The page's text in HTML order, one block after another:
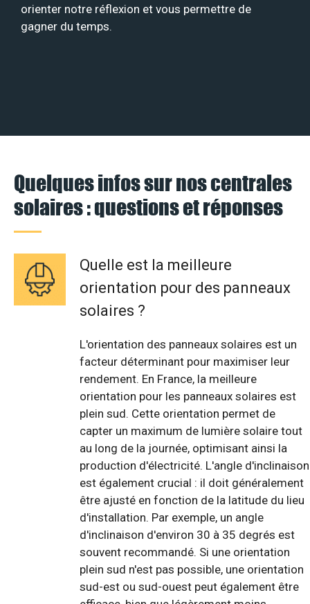
orienter notre réflexion et vous permettre de
gagner du temps.
Quelques infos sur nos centrales
solaires : questions et réponses
Quelle est la meilleure
orientation pour des panneaux
solaires ?
L'orientation des panneaux solaires est un
facteur déterminant pour maximiser leur
rendement. En France, la meilleure
orientation pour les panneaux solaires est
plein sud. Cette orientation permet de
capter un maximum de lumière solaire tout
au long de la journée, optimisant ainsi la
production d'électricité. L'angle d'inclinaison
est également crucial : il doit généralement
être ajusté en fonction de la latitude du lieu
d'installation. Par exemple, un angle
d'inclinaison d'environ 30 à 35 degrés est
souvent recommandé. Si une orientation
plein sud n'est pas possible, une orientation
sud-est ou sud-ouest peut également être